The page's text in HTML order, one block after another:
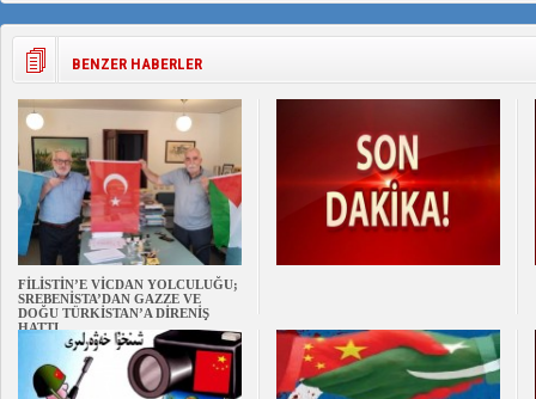
BENZER HABERLER
FİLİSTİN’E VİCDAN YOLCULUĞU;
SREBENİSTA’DAN GAZZE VE
DOĞU TÜRKİSTAN’A DİRENİŞ
HATTI